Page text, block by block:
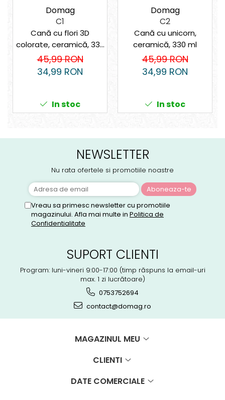
Domag
C1
Cană cu flori 3D
colorate, ceramică, 330
ml
45,99 RON
34,99 RON
In stoc
Domag
C2
Cană cu unicorn,
ceramică, 330 ml
45,99 RON
34,99 RON
In stoc
NEWSLETTER
Nu rata ofertele si promotiile noastre
Vreau sa primesc newsletter cu promotiile
magazinului. Afla mai multe in Politica de
Confidentialitate
SUPORT CLIENTI
Program: luni-vineri 9:00-17:00 (timp răspuns la email-uri
max. 1 zi lucrătoare)
0753752694
contact@domag.ro
MAGAZINUL MEU
CLIENTI
DATE COMERCIALE